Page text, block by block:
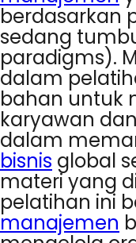
berdasarkan
sedang
paradigms).
dalam
bahan untuk
karyawan
dalam
bisnis global
materi yang
pelatihan ini
manajemen